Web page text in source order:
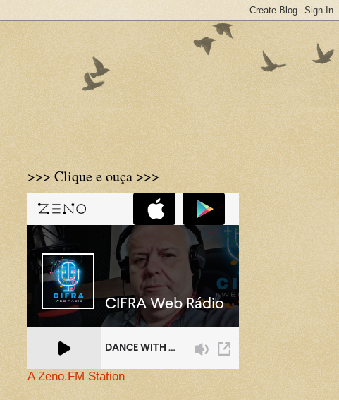
>>> Clique e ouça >>>
A Zeno.FM Station